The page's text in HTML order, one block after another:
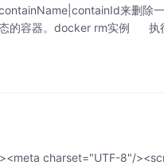
来删除一
态的容器。docker rm实例 执
charset="UTF-8"/